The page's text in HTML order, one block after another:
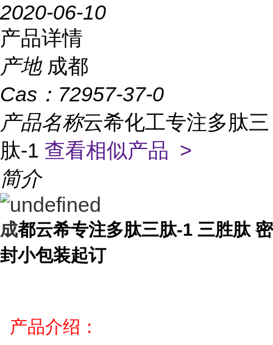
2020-06-10
产品详情
产地 成都
Cas： 72957-37-0
产品名称云希化工专注多肽三
肽-1 查看相似产品 >
简介
成都云希专注多肽三肽-1 三胜肽 密
封小包装起订
产品介绍：